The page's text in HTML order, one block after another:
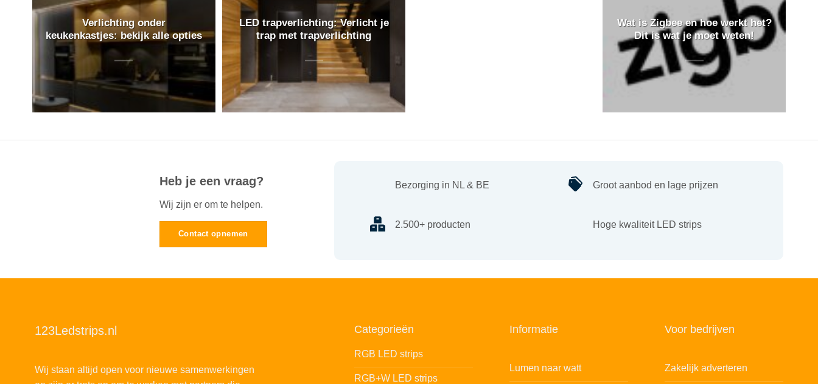
Verlichting onder
keukenkastjes: bekijk alle opties
LED trapverlichting: Verlicht je
trap met trapverlichting
Wat is Zigbee en hoe werkt het?
Dit is wat je moet weten!
Heb je een vraag?
Wij zijn er om te helpen.
Contact opnemen
Bezorging in NL & BE
2.500+ producten
Groot aanbod en lage prijzen
Hoge kwaliteit LED strips
123Ledstrips.nl
Wij staan altijd open voor nieuwe samenwerkingen
Categorieën
RGB LED strips
RGB+W LED strips
Informatie
Lumen naar watt
Voor bedrijven
Zakelijk adverteren